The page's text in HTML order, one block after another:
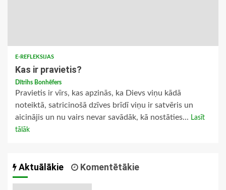
E-REFLEKSIJAS
Kas ir pravietis?
Dītrihs Bonhēfers
Pravietis ir vīrs, kas apzinās, ka Dievs viņu kādā
noteiktā, satricinošā dzīves brīdī viņu ir satvēris un
aicinājis un nu vairs nevar savādāk, kā nostāties... Lasīt
tālāk
Aktuālākie Komentētākie